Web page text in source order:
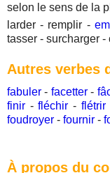
selon le sens de la
larder - remplir -
tasser - surcharger -
Autres verbes
fabuler - facetter-
finir -fléchir - flétrir
foudroyer - fournir -
À propos du